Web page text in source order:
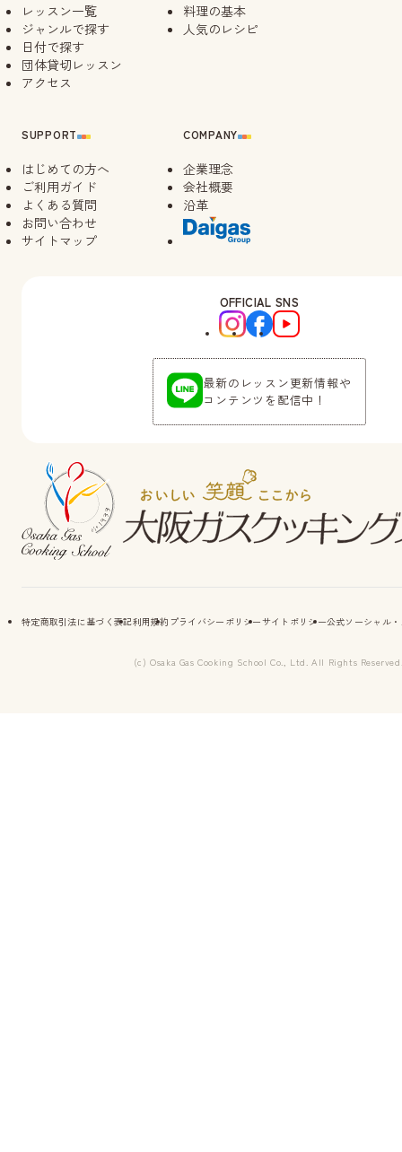
レッスン一覧
ジャンルで探す
日付で探す
団体貸切レッスン
アクセス
SUPPORT
はじめての方へ
ご利用ガイド
よくある質問
お問い合わせ
サイトマップ
料理の基本
人気のレシピ
COMPANY
企業理念
会社概要
沿革
OFFICIAL SNS
最新のレッスン更新情報や
コンテンツを配信中！
特定商取引法に基づく表記利用規約 プライバシーポリシーサイトポリシー公式ソーシャル
(c) Osaka Gas Cooking School Co., Ltd. All Rights